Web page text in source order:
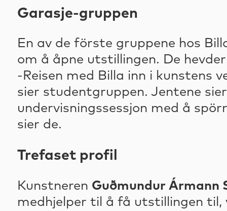
Garasje-gruppen
En av de förste gruppene hos
om å åpne utstillingen. De
-Reisen med Billa inn i kunstens
sier studentgruppen. Jentene
undervisningssessjon med å
sier de.
Trefaset profil
Kunstneren Guðmundur Ármann
medhjelper til å få utstillingen til,